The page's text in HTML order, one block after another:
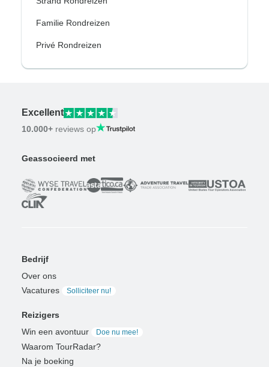
Familie Rondreizen
Privé Rondreizen
Excellent
10.000+ reviews op
Geassocieerd met
Bedrijf
Over ons
Vacatures
Solliciteer nu!
Reizigers
Win een avontuur
Doe nu mee!
Waarom TourRadar?
Na je boeking